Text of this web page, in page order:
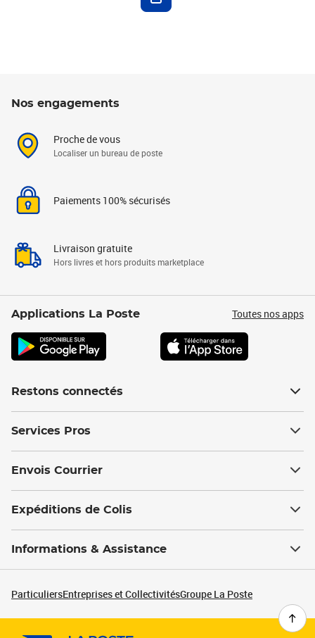
Nos engagements
Proche de vous
Localiser un bureau de poste
Paiements 100% sécurisés
Livraison gratuite
Hors livres et hors produits marketplace
Applications La Poste Toutes nos apps
Restons connectés
Services Pros
Envois Courrier
Expéditions de Colis
Informations & Assistance
ParticuliersEntreprises et CollectivitésGroupe La Poste